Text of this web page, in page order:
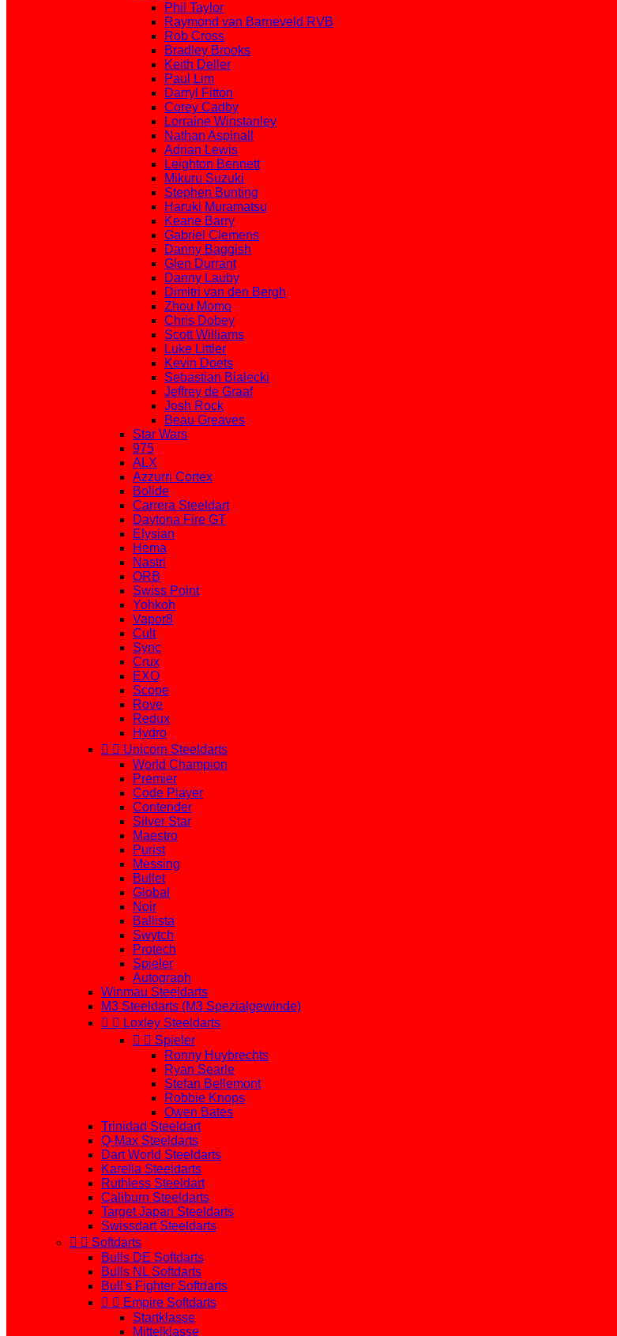
Phil Taylor
Raymond van Barneveld RVB
Rob Cross
Bradley Brooks
Keith Deller
Paul Lim
Darryl Fitton
Corey Cadby
Lorraine Winstanley
Nathan Aspinall
Adrian Lewis
Leighton Bennett
Mikuru Suzuki
Stephen Bunting
Haruki Muramatsu
Keane Barry
Gabriel Clemens
Danny Baggish
Glen Durrant
Danny Lauby
Dimitri van den Bergh
Zhou Momo
Chris Dobey
Scott Williams
Luke Littler
Kevin Doets
Sebastian Bialecki
Jeffrey de Graaf
Josh Rock
Beau Greaves
Star Wars
975
ALX
Azzurri Cortex
Bolide
Carrera Steeldart
Daytona Fire GT
Elysian
Hema
Nastri
ORB
Swiss Point
Yohkoh
Vapor8
Cult
Sync
Crux
EXO
Scope
Rove
Redux
Hydro
  Unicorn Steeldarts
World Champion
Premier
Code Player
Contender
Silver Star
Maestro
Purist
Messing
Bullet
Global
Noir
Ballista
Swytch
Protech
Spieler
Autograph
Winmau Steeldarts
M3 Steeldarts (M3 Spezialgewinde)
  Loxley Steeldarts
  Spieler
Ronny Huybrechts
Ryan Searle
Stefan Bellemont
Robbie Knops
Owen Bates
Trinidad Steeldart
Q-Max Steeldarts
Dart World Steeldarts
Karella Steeldarts
Ruthless Steeldart
Caliburn Steeldarts
Target Japan Steeldarts
Swissdart Steeldarts
  Softdarts
Bulls DE Softdarts
Bulls NL Softdarts
Bull's Fighter Softdarts
  Empire Softdarts
Startklasse
Mittelklasse